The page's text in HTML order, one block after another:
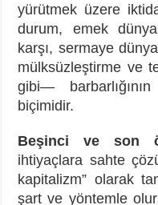
yürütmek üzere
durum, emek
karşı, sermaye
mülksüzleştirme ve
gibi—
biçimidir.
Beşinci ve son
ihtiyaçlara sahte
kapitalizm” olarak
şart ve yöntemle